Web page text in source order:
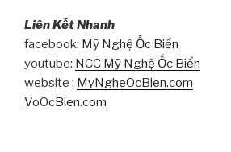
Liên Kết Nhanh
facebook: Mỹ Nghệ Ốc Biển
youtube: NCC Mỹ Nghệ Ốc Biển
website : MyNgheOcBien.com
VoOcBien.com